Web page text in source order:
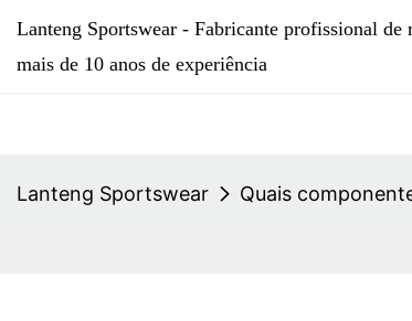
Lanteng Sportswear - Fabricante profissional de
mais de 10 anos de experiência
Lanteng Sportswear Quais